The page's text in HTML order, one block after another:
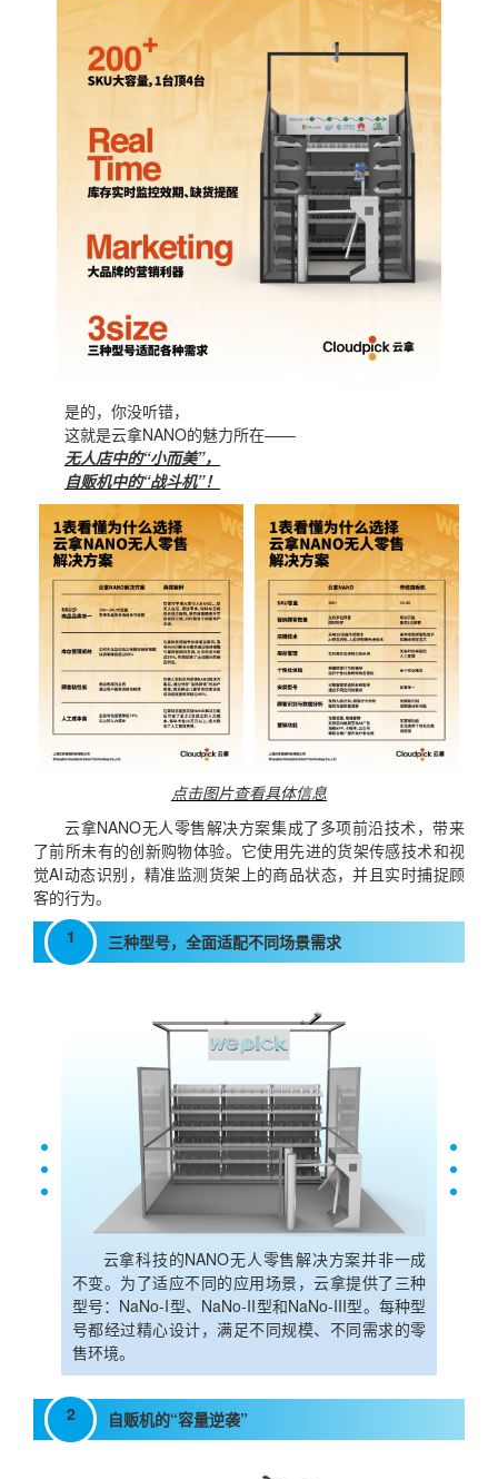
是的，你没听错，
这就是云拿NANO的魅力所在——
无人店中的“小而美”，
自贩机中的“战斗机”！
点击图片查看具体信息
云拿NANO无人零售解决方案集成了多项前沿技术，带来
了前所未有的创新购物体验。它使用先进的货架传感技术和视
觉AI动态识别，精准监测货架上的商品状态，并且实时捕捉顾
客的行为。
1
三种型号，全面适配不同场景需求
云拿科技的NANO无人零售解决方案并非一成
不变。为了适应不同的应用场景，云拿提供了三种
型号：NaNo-I型、NaNo-II型和NaNo-III型。每种型
号都经过精心设计，满足不同规模、不同需求的零
售环境。
2 自贩机的“容量逆袭”